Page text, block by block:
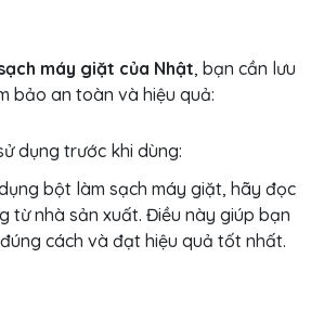
máy giặt của Nhật, bạn cần lưu
bảo an toàn và hiệu quả:
dụng trước khi dùng:
bột làm sạch máy giặt, hãy đọc
từ nhà sản xuất. Điều này giúp bạn
cách và đạt hiệu quả tốt nhất.